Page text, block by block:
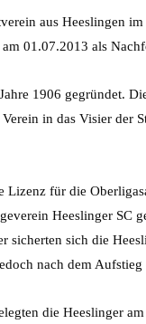
aus Heeslingen
01.07.2013 als
1906 gegründet.
in das Visier der
Lizenz für die
Heeslinger SC
sicherten sich die
nach dem
die Heeslinger